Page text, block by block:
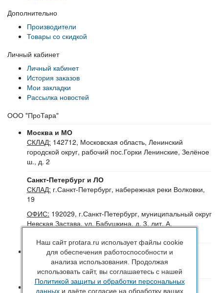
Дополнительно
Производители
Товары со скидкой
Личный кабинет
Личный кабинет
История заказов
Мои закладки
Рассылка новостей
ООО "ПроТара"
Москва и МО
СКЛАД: 142712, Московская область, Ленинский
городской округ, рабочий пос.Горки Ленинские, Зелёное
ш., д. 2
Санкт-Петербург и ЛО
СКЛАД: г.Санкт-Петербург, набережная реки Волковки,
19
ОФИС: 192029, г.Санкт-Петербург, муниципальный округ
Невская Застава, ул. Бабушкина, д. 3, лит. А,
8 (800) 222 44 29(Бесплатный звонок по РФ)
+7 (963) 314 20 33(Санкт-Петербург и ЛО)
+7 (963) 314 20 33(Москва и МО)
sales@protara.ru
Наш сайт protara.ru использует файлы cookie
для обеспечения работоспособности и
анализа использования. Продолжая
использовать сайт, вы соглашаетесь с нашей
Политикой защиты и обработки персональных
данных и даёте согласие на обработку ваших